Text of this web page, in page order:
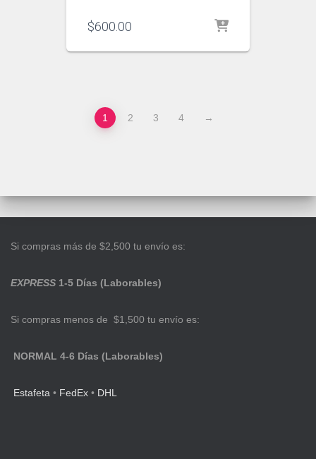
$600.00
1 2 3 4 →
Si compras más de $2,500 tu envío es:
EXPRESS 1-5 Días (Laborables)
Si compras menos de $1,500 tu envío es:
NORMAL 4-6 Días (Laborables)
Estafeta • FedEx • DHL